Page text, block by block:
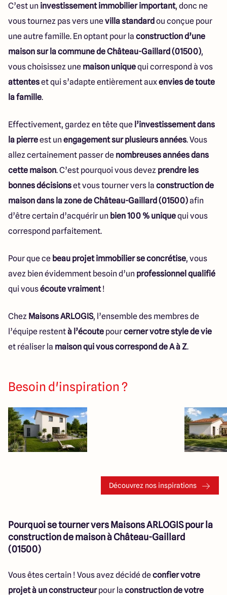
C’est un investissement immobilier important, donc ne
vous tournez pas vers unevilla standard ou conçue pour
une autre famille. En optant pour la construction d’une
maison sur la commune de Château-Gaillard (01500),
vous choisissez une maison uniquequi correspond à vos
attenteset qui s’adapte entièrement auxenvies de toute
la famille.
Effectivement, gardez en tête que l’investissement dans
la pierreest un engagement sur plusieurs années. Vous
allez certainement passer de nombreuses années dans
cette maison. C’est pourquoi vous devez prendre les
bonnes décisionset vous tourner vers la construction de
maison dans la zone de Château-Gaillard (01500)afin
d’être certain d’acquérir un bien 100 % uniquequi vous
correspond parfaitement.
Pour que ce beau projet immobilier se concrétise, vous
avez bien évidemment besoin d’un professionnel qualifié
qui vousécoute vraiment!
Chez Maisons ARLOGIS, l’ensemble des membres de
l’équipe restentà l’écoute pourcerner votre style de vie
et réaliser la maison qui vous correspond de A à Z.
Besoin d'inspiration ?
Découvrez nos inspirations
Pourquoi se tourner vers Maisons ARLOGIS pour la
construction de maison à Château-Gaillard
(01500)
Vous êtes certain ! Vous avez décidé deconfier votre
projet à un constructeurpour la construction de votre